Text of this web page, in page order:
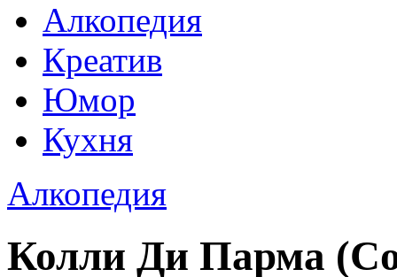
Алкопедия
Креатив
Юмор
Кухня
Алкопедия
Колли Ди Парма